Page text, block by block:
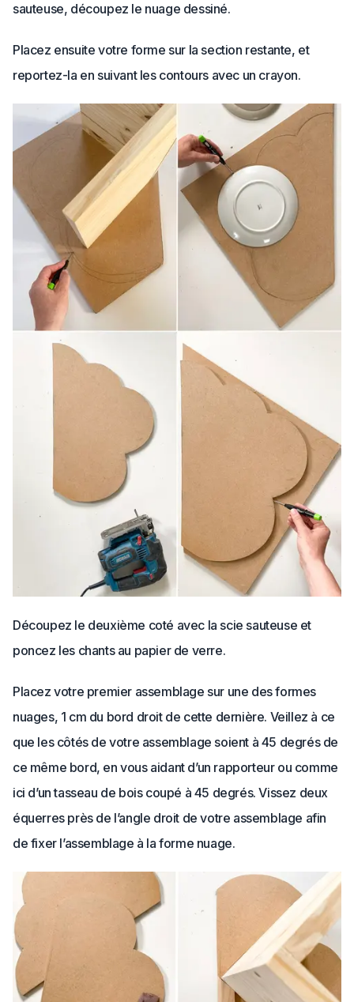
sauteuse, découpez le nuage dessiné.
Placez ensuite votre forme sur la section restante, et
reportez-la en suivant les contours avec un crayon.
Découpez le deuxième coté avec la scie sauteuse et
poncez les chants au papier de verre.
Placez votre premier assemblage sur une des formes
nuages, 1 cm du bord droit de cette dernière. Veillez à ce
que les côtés de votre assemblage soient à 45 degrés de
ce même bord, en vous aidant d’un rapporteur ou comme
ici d’un tasseau de bois coupé à 45 degrés. Vissez deux
équerres près de l’angle droit de votre assemblage afin
de fixer l’assemblage à la forme nuage.